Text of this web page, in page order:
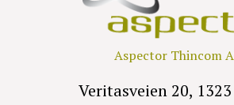
Aspector Thincom
Veritasveien 20,